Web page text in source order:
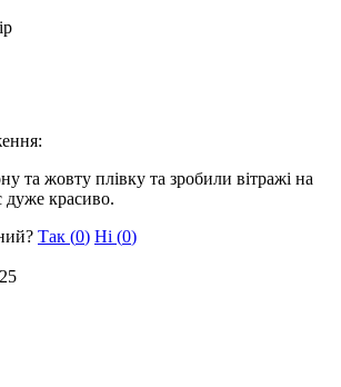
та жовту плівку та зробили вітражі на
дуже красиво.
Так (0) Ні (0)